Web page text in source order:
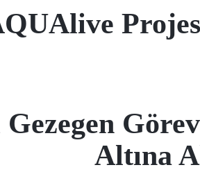
Gezegen
Altına